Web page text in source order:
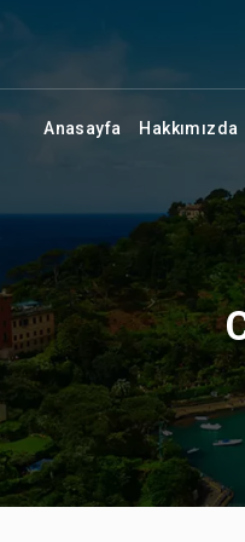
Anasayfa Hakkımızda